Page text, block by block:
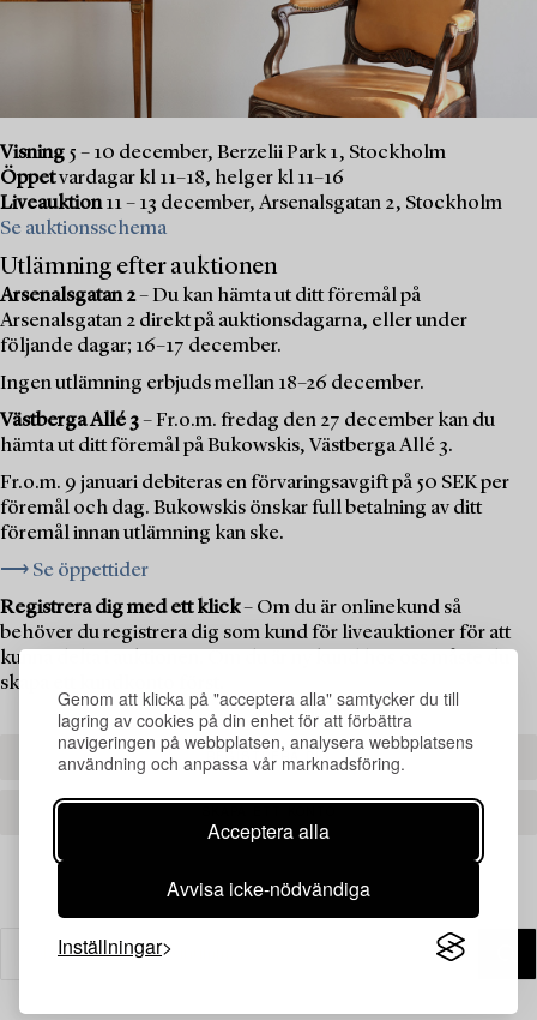
Genom att klicka på "acceptera alla" samtycker du till
lagring av cookies på din enhet för att förbättra
navigeringen på webbplatsen, analysera webbplatsens
användning och anpassa vår marknadsföring.
Acceptera alla
Avvisa icke-nödvändiga
Inställningar
Visning 5 – 10 december, Berzelii Park 1, Stockholm
Öppetvardagar kl 11–18, helger kl 11–16
Liveauktion11 – 13 december, Arsenalsgatan 2, Stockholm
Se auktionsschema
Utlämning efter auktionen
Arsenalsgatan 2– Du kan hämta ut ditt föremål på
Arsenalsgatan 2 direkt på auktionsdagarna, eller under
följande dagar; 16–17 december.
Ingen utlämning erbjuds mellan 18–26 december.
Västberga Allé 3– Fr.o.m. fredag den 27 december kan du
hämta ut ditt föremål på Bukowskis, Västberga Allé 3.
Fr.o.m. 9 januari debiteras en förvaringsavgift på 50 SEK per
föremål och dag. Bukowskis önskar full betalning av ditt
föremål innan utlämning kan ske.
⟶ Se öppettider
Registrera dig med ett klick– Om du är onlinekund så
behöver du registrera dig som kund för liveauktioner för att
kunna delta i auktionen. Om du är ny kund hos oss måste du
skapa ett kundkonto först.
REGISTRERA DIG